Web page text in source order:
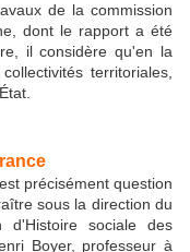
de la commission
dont le rapport a été
il considère qu'en la
territoriales,
précisément question
sous la direction du
d'Histoire sociale des
Boyer, professeur à